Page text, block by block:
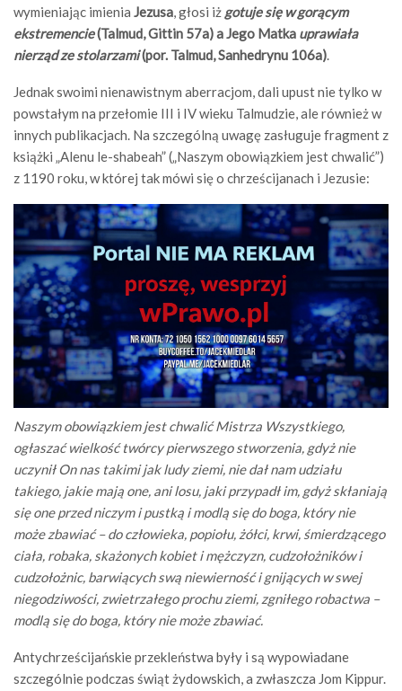
wymieniając imienia Jezusa, głosi iż gotuje się w gorącym
ekstremencie(Talmud, Gittin 57a) a Jego Matka uprawiała
nierząd ze stolarzami(por. Talmud, Sanhedrynu 106a).
Jednak swoimi nienawistnym aberracjom, dali upust nie tylko w
powstałym na przełomie III i IV wieku Talmudzie, ale również w
innych publikacjach. Na szczególną uwagę zasługuje fragment z
książki „Alenu le-shabeah” („Naszym obowiązkiem jest chwalić”)
z 1190 roku, w której tak mówi się o chrześcijanach i Jezusie:
Naszym obowiązkiem jest chwalić Mistrza Wszystkiego,
ogłaszać wielkość twórcy pierwszego stworzenia, gdyż nie
uczynił On nas takimi jak ludy ziemi, nie dał nam udziału
takiego, jakie mają one, ani losu, jaki przypadł im, gdyż skłaniają
się one przed niczym i pustką i modlą się do boga, który nie
może zbawiać – do człowieka, popiołu, żółci, krwi, śmierdzącego
ciała, robaka, skażonych kobiet i mężczyzn, cudzołożników i
cudzołożnic, barwiących swą niewierność i gnijących w swej
niegodziwości, zwietrzałego prochu ziemi, zgniłego robactwa –
modlą się do boga, który nie może zbawiać.
Antychrześcijańskie przekleństwa były i są wypowiadane
szczególnie podczas świąt żydowskich, a zwłaszcza Jom Kippur.